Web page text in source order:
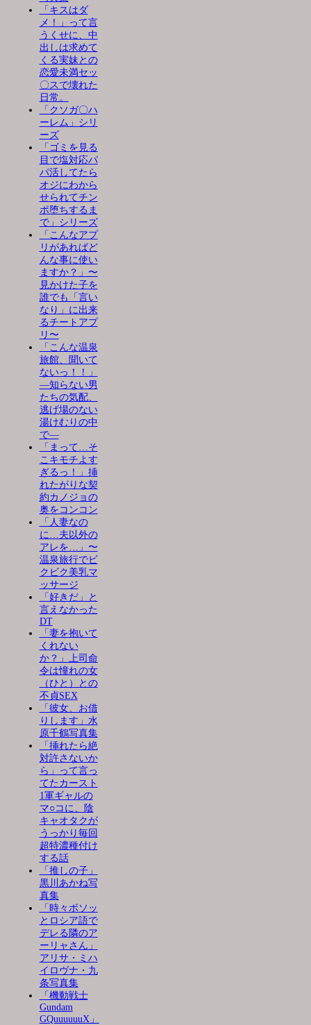
「キスはダ
メ！」って言
うくせに、中
出しは求めて
くる実妹との
恋愛未満セッ
〇スで壊れた
日常。
「クソガ〇ハ
ーレム」シリ
ーズ
「ゴミを見る
目で塩対応パ
パ活してたら
オジにわから
せられてチン
ポ堕ちするま
で」シリーズ
「こんなアプ
リがあればど
んな事に使い
ますか？」〜
見かけた子を
誰でも「言い
なり」に出来
るチートアプ
リ〜
「こんな温泉
旅館、聞いて
ないっ！！」
―知らない男
たちの気配、
逃げ場のない
湯けむりの中
で―
「まって…そ
こキモチよす
ぎるっ！」挿
れたがりな契
約カノジョの
奥をコンコン
「人妻なの
に…夫以外の
アレを…」〜
温泉旅行でビ
クビク美乳マ
ッサージ
「好きだ」と
言えなかった
DT
「妻を抱いて
くれない
か？」上司命
令は憧れの女
（ひと）との
不貞SEX
「彼女、お借
りします」水
原千鶴写真集
「挿れたら絶
対許さないか
ら」って言っ
てたカースト
1軍ギャルの
マ○コに、陰
キャオタクが
うっかり毎回
超特濃種付け
する話
「推しの子」
黒川あかね写
真集
「時々ボソッ
とロシア語で
デレる隣のア
ーリャさん」
アリサ・ミハ
イロヴナ・九
条写真集
「機動戦士
Gundam
GQuuuuuuX」